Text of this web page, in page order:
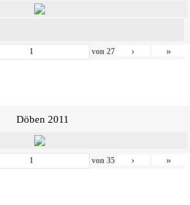
von 27 › »
Döben 2011
von 35 › »